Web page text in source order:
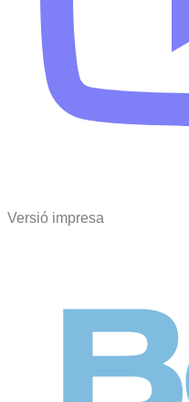
Versió impresa